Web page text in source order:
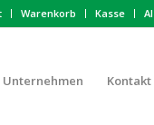
Warenkorb Kasse
Unternehmen Kontakt